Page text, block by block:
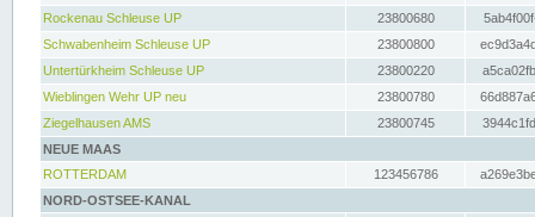
Rockenau Schleuse UP
23800680
Schwabenheim Schleuse UP
23800800
Untertürkheim Schleuse UP
23800220
Wieblingen Wehr UP neu
23800780
Ziegelhausen AMS
23800745
NEUE MAAS
ROTTERDAM
123456786
NORD-OSTSEE-KANAL